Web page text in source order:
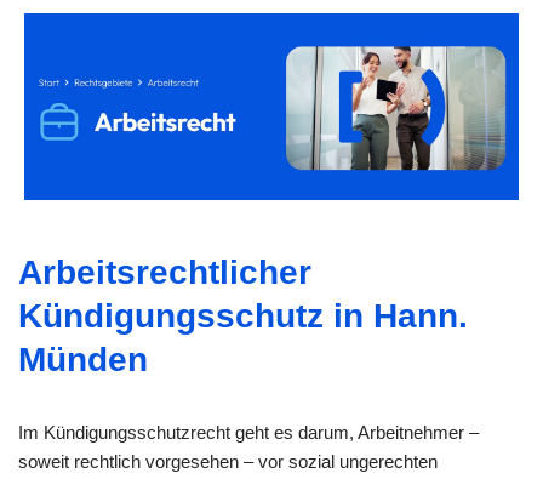
Arbeitsrechtlicher
Kündigungsschutz in Hann.
Münden
Im Kündigungsschutzrecht geht es darum, Arbeitnehmer –
soweit rechtlich vorgesehen – vor sozial ungerechten